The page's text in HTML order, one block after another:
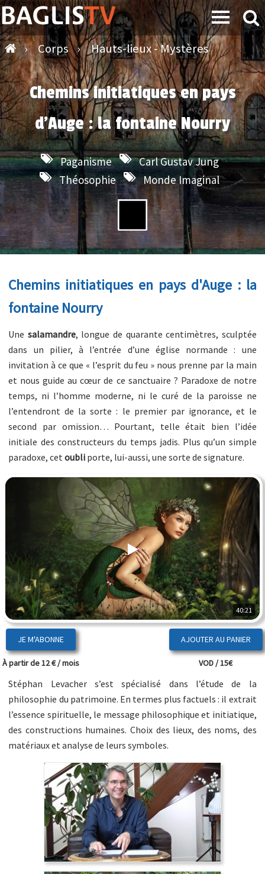
› Corps › Hauts-lieux - Mystères
Chemins initiatiques en pays
d'Auge : la fontaine Nourry
Paganisme
Carl Gustav Jung
Théosophie
Monde Imaginal
Chemins initiatiques en pays d'Auge : la
fontaine Nourry
Une salamandre, longue de quarante centimètres, sculptée
dans un pilier, à l’entrée d’une église normande : une
invitation à ce que « l’esprit du feu » nous prenne par la main
et nous guide au cœur de ce sanctuaire ? Paradoxe de notre
temps, ni l’homme moderne, ni le curé de la paroisse ne
l’entendront de la sorte : le premier par ignorance, et le
second par omission… Pourtant, telle était bien l’idée
initiale des constructeurs du temps jadis. Plus qu’un simple
paradoxe, cetoubli porte, lui-aussi, une sorte de signature.
40:21
JE M'ABONNE
À partir de 12 € / mois VOD / 15€
Stéphan Levacher s’est spécialisé dans l’étude de la
philosophie du patrimoine. En termes plus factuels : il extrait
l’essence spirituelle, le message philosophique et initiatique,
des constructions humaines. Choix des lieux, des noms, des
matériaux et analyse de leurs symboles.